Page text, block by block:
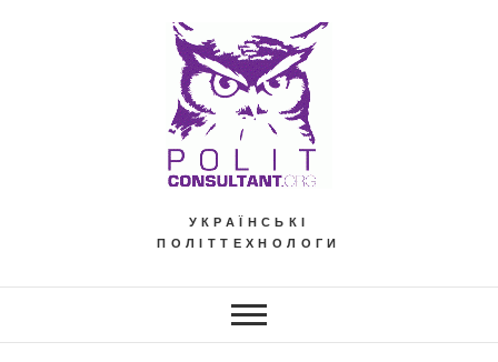
УКРАЇНСЬКІ
ПОЛІТТЕХНОЛОГИ